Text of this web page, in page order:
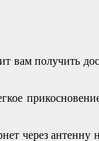
вам получить
через антенну